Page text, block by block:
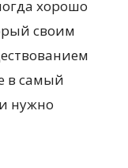
хорошо
своим
в самый
нужно